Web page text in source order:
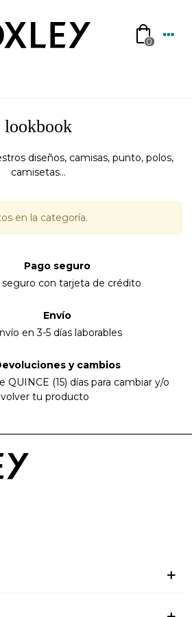
0
lookbook
diseños, camisas, punto, polos,
camisetas...
en la categoría.
Pago seguro
con tarjeta de crédito
Envío
en 3-5 días laborables
y cambios
QUINCE (15) días para cambiar y/o
tu producto